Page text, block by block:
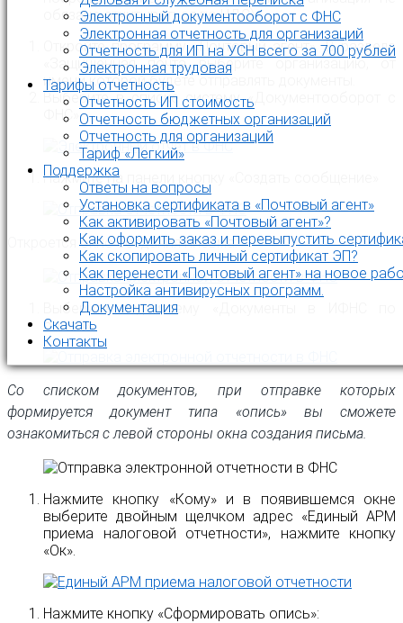
Электронный документооборот с ФНС
Электронная отчетность для организаций
Отчетность для ИП на УСН всего за 700 рублей
Электронная трудовая
Тарифы отчетность
Отчетность ИП стоимость
Отчетность бюджетных организаций
Отчетность для организаций
Тариф «Легкий»
Поддержка
Ответы на вопросы
Установка сертификата в «Почтовый агент»
Как активировать «Почтовый агент»?
Как оформить заказ и перевыпустить
Как скопировать личный сертификат ЭП?
Как перенести «Почтовый агент» на новое
Настройка антивирусных программ.
Документация
Скачать
Контакты
обязана отчитываться по НДС).
Откройте программу «Почтовый агент». В разделе
«Защищенная почта выберите организацию, от
имени которой будете отправлять документы.
Выберите в списке систему «Документооборот с
ФНС».
Нажмите на панели кнопку «Создать сообщение»
Откроется окно создания письма:
Выберите подсистему «Документы в ИФНС по
описи».
Со списком документов, при отправке которых
формируется документ типа «опись» вы сможете
ознакомиться с левой стороны окна создания письма.
Нажмите кнопку «Кому» и в появившемся окне
выберите двойным щелчком адрес «Единый АРМ
приема налоговой отчетности», нажмите кнопку
«Ок».
Нажмите кнопку «Сформировать опись»: